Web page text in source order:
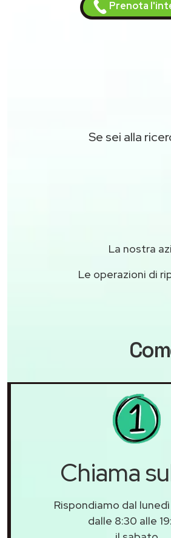
Prenota
Se sei alla
La nostra
Le operazioni di
Chiama
Rispondiamo dal
dalle 8:30 alle